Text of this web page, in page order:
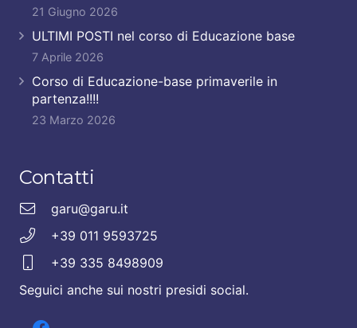
21 Giugno 2026
ULTIMI POSTI nel corso di Educazione base
7 Aprile 2026
Corso di Educazione-base primaverile in
partenza!!!!
23 Marzo 2026
Contatti
garu@garu.it
+39 011 9593725
+39 335 8498909
Seguici anche sui nostri presidi social.